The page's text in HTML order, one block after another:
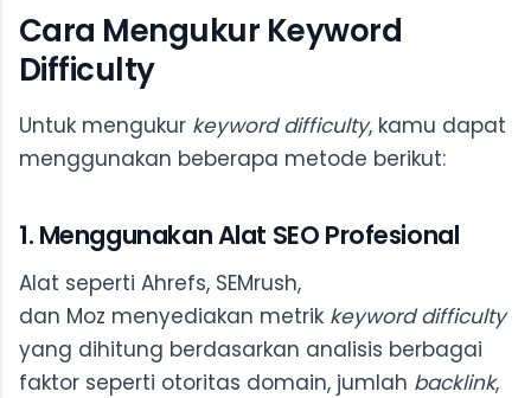
Cara Mengukur Keyword
Difficulty
Untuk mengukur keyword difficulty, kamu dapat
menggunakan beberapa metode berikut:
1. Menggunakan Alat SEO Profesional
Alat seperti Ahrefs, SEMrush,
dan Moz menyediakan metrik keyword difficulty
yang dihitung berdasarkan analisis berbagai
faktor seperti otoritas domain, jumlah backlink,